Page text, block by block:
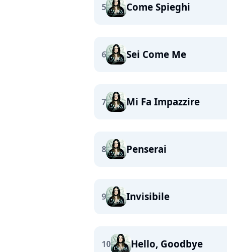
5 Come Spieghi
6 Sei Come Me
7 Mi Fa Impazzire
8 Penserai
9 Invisibile
10 Hello, Goodbye